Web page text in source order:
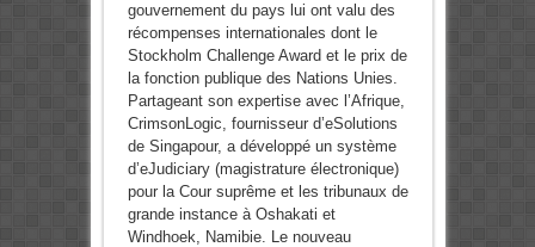
gouvernement du pays lui ont valu des
récompenses internationales dont le
Stockholm Challenge Award et le prix de
la fonction publique des Nations Unies.
Partageant son expertise avec l’Afrique,
CrimsonLogic, fournisseur d’eSolutions
de Singapour, a développé un système
d’eJudiciary (magistrature électronique)
pour la Cour suprême et les tribunaux de
grande instance à Oshakati et
Windhoek, Namibie. Le nouveau